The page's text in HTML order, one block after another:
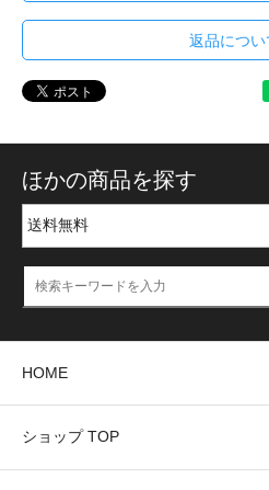
返品につい
ほかの商品を探す
HOME
ショップ TOP